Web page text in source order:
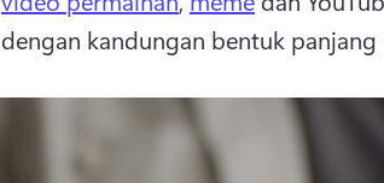
dengan kandungan bentuk